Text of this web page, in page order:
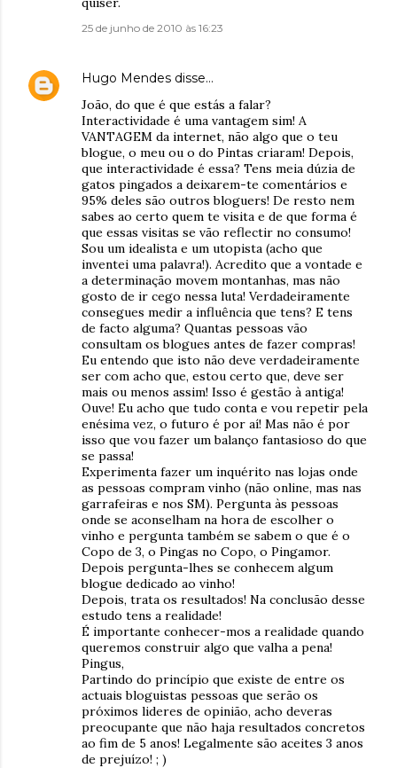
25 de junho de 2010 às 16:23
Hugo Mendes disse…
João, do que é que estás a falar?
Interactividade é uma vantagem sim! A
VANTAGEM da internet, não algo que o teu
blogue, o meu ou o do Pintas criaram! Depois,
que interactividade é essa? Tens meia dúzia de
gatos pingados a deixarem-te comentários e
95% deles são outros bloguers! De resto nem
sabes ao certo quem te visita e de que forma é
que essas visitas se vão reflectir no consumo!
Sou um idealista e um utopista (acho que
inventei uma palavra!). Acredito que a vontade e
a determinação movem montanhas, mas não
gosto de ir cego nessa luta! Verdadeiramente
consegues medir a influência que tens? E tens
de facto alguma? Quantas pessoas vão
consultam os blogues antes de fazer compras!
Eu entendo que isto não deve verdadeiramente
ser com acho que, estou certo que, deve ser
mais ou menos assim! Isso é gestão à antiga!
Ouve! Eu acho que tudo conta e vou repetir pela
enésima vez, o futuro é por aí! Mas não é por
isso que vou fazer um balanço fantasioso do que
se passa!
Experimenta fazer um inquérito nas lojas onde
as pessoas compram vinho (não online, mas nas
garrafeiras e nos SM). Pergunta às pessoas
onde se aconselham na hora de escolher o
vinho e pergunta também se sabem o que é o
Copo de 3, o Pingas no Copo, o Pingamor.
Depois pergunta-lhes se conhecem algum
blogue dedicado ao vinho!
Depois, trata os resultados! Na conclusão desse
estudo tens a realidade!
É importante conhecer-mos a realidade quando
queremos construir algo que valha a pena!
Pingus,
Partindo do princípio que existe de entre os
actuais bloguistas pessoas que serão os
próximos lideres de opinião, acho deveras
preocupante que não haja resultados concretos
ao fim de 5 anos! Legalmente são aceites 3 anos
de prejuízo! ; )